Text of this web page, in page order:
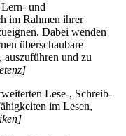
und
im Rahmen ihrer
Dabei wenden
überschaubare
und zu
Lese-, Schreib-
im Lesen,